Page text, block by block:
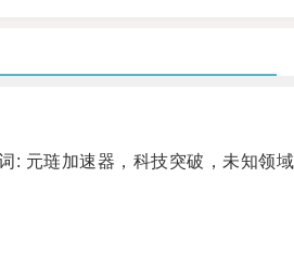
琏加速器，科技突破，未知领域